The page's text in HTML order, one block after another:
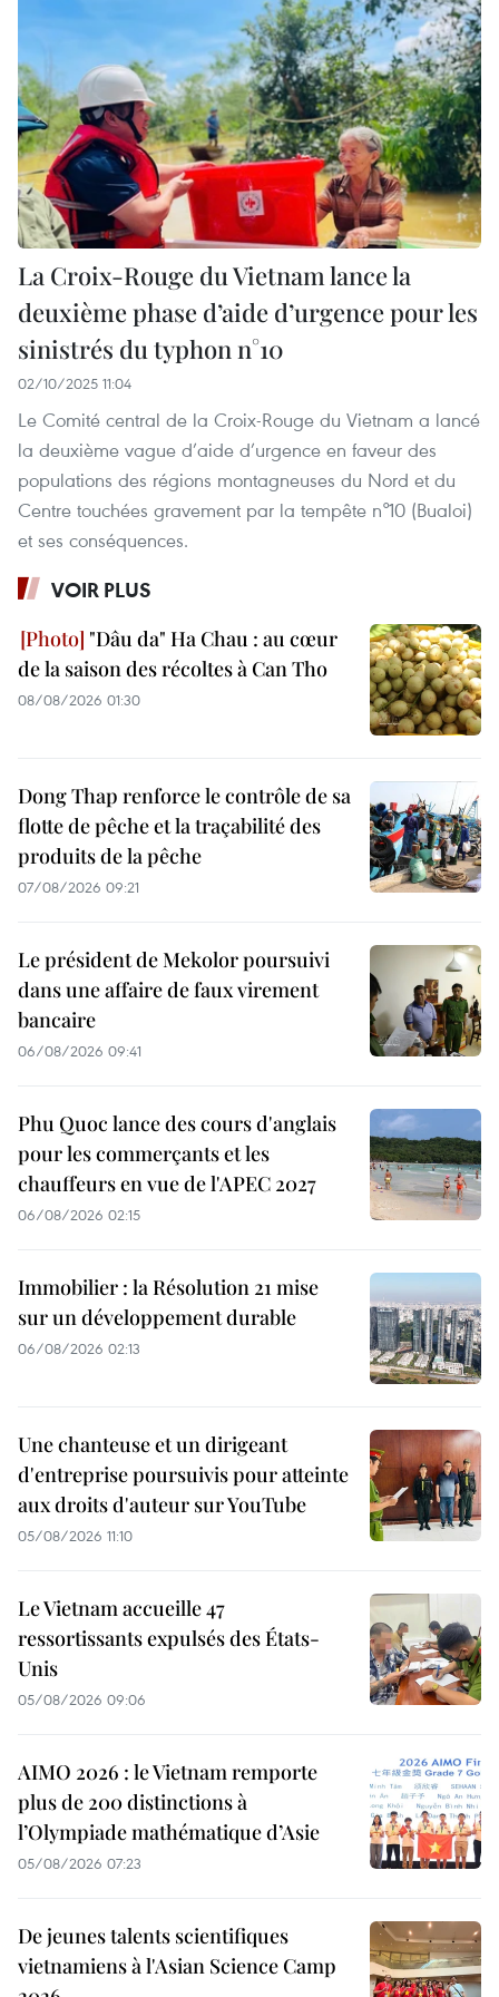
La Croix-Rouge du Vietnam lance la
deuxième phase d’aide d’urgence pour les
sinistrés du typhon n°10
02/10/2025 11:04
Le Comité central de la Croix-Rouge du Vietnam a lancé
la deuxième vague d’aide d’urgence en faveur des
populations des régions montagneuses du Nord et du
Centre touchées gravement par la tempête n°10 (Bualoi)
et ses conséquences.
VOIR PLUS
"Dâu da" Ha Chau : au cœur
de la saison des récoltes à Can Tho
08/08/2026 01:30
Dong Thap renforce le contrôle de sa
flotte de pêche et la traçabilité des
produits de la pêche
07/08/2026 09:21
Le président de Mekolor poursuivi
dans une affaire de faux virement
bancaire
06/08/2026 09:41
Phu Quoc lance des cours d'anglais
pour les commerçants et les
chauffeurs en vue de l'APEC 2027
06/08/2026 02:15
Immobilier : la Résolution 21 mise
sur un développement durable
06/08/2026 02:13
Une chanteuse et un dirigeant
d'entreprise poursuivis pour atteinte
aux droits d'auteur sur YouTube
05/08/2026 11:10
Le Vietnam accueille 47
ressortissants expulsés des États-
Unis
05/08/2026 09:06
AIMO 2026 : le Vietnam remporte
plus de 200 distinctions à
l’Olympiade mathématique d’Asie
05/08/2026 07:23
De jeunes talents scientifiques
vietnamiens à l'Asian Science Camp